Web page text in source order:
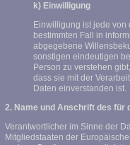
k) Einwilligung
Einwilligung ist jede von
bestimmten Fall in
abgegebene
sonstigen eindeutigen
Person zu verstehen gibt,
dass sie mit der
Daten einverstanden ist.
2. Name und Anschrift des für
Verantwortlicher im Sinne der
Mitgliedstaaten der